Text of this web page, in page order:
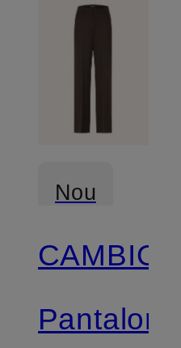
Nou
CAMBIO
Pantaloni